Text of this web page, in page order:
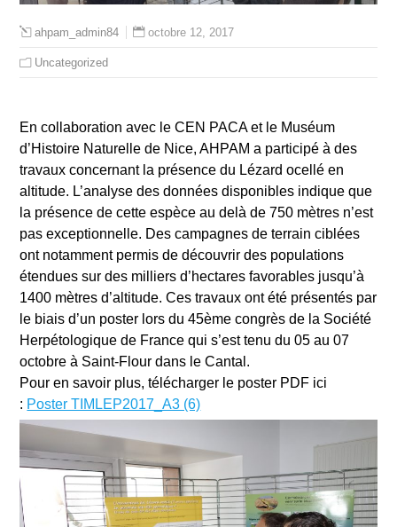
ahpam_admin84 octobre 12, 2017
Uncategorized
En collaboration avec le CEN PACA et le Muséum
d’Histoire Naturelle de Nice, AHPAM a participé à des
travaux concernant la présence du Lézard ocellé en
altitude. L’analyse des données disponibles indique que
la présence de cette espèce au delà de 750 mètres n’est
pas exceptionnelle. Des campagnes de terrain ciblées
ont notamment permis de découvrir des populations
étendues sur des milliers d’hectares favorables jusqu’à
1400 mètres d’altitude. Ces travaux ont été présentés par
le biais d’un poster lors du 45ème congrès de la Société
Herpétologique de France qui s’est tenu du 05 au 07
octobre à Saint-Flour dans le Cantal.
Pour en savoir plus, télécharger le poster PDF ici
: Poster TIMLEP2017_A3 (6)